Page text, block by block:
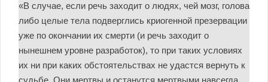
«В случае, если речь заходит о людях, чей мозг, голова
либо целые тела подверглись криогенной презервации
уже по окончании их смерти (и речь заходит о
нынешнем уровне разработок), то при таких условиях
их ни при каких обстоятельствах не удастся вернуть к
судьбе. Они мертвы и останутся мертвыми навсегда.